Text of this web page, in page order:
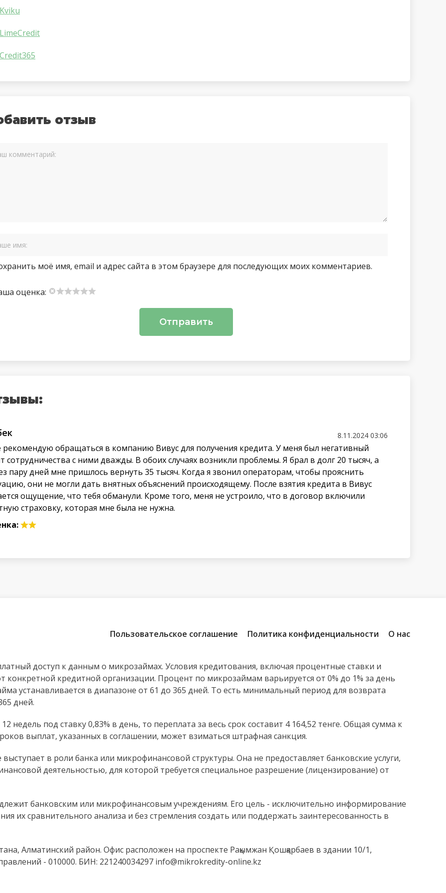
Kviku
LimeCredit
Credit365
отзыв
моё имя, email и адрес сайта в этом браузере для последующих моих комментариев.
оценка:
8.11.2024 03:06
рекомендую обращаться в компанию Вивус для получения кредита. У меня был негативный
сотрудничества с ними дважды. В обоих случаях возникли проблемы. Я брал в долг 20 тысяч, а
пару дней мне пришлось вернуть 35 тысяч. Когда я звонил операторам, чтобы прояснить
они не могли дать внятных объяснений происходящему. После взятия кредита в Вивус
ощущение, что тебя обманули. Кроме того, меня не устроило, что в договор включили
страховку, которая мне была не нужна.
Пользовательское соглашение Политика конфиденциальности О нас
доступ к данным о микрозаймах. Условия кредитования, включая процентные ставки и
конкретной кредитной организации. Процент по микрозаймам варьируется от 0% до 1% за день
устанавливается в диапазоне от 61 до 365 дней. То есть минимальный период для возврата
дней.
недель под ставку 0,83% в день, то переплата за весь срок составит 4 164,52 тенге. Общая сумма к
выплат, указанных в соглашении, может взиматься штрафная санкция.
в роли банка или микрофинансовой структуры. Она не предоставляет банковские услуги,
деятельностью, для которой требуется специальное разрешение (лицензирование) от
банковским или микрофинансовым учреждениям. Его цель - исключительно информирование
их сравнительного анализа и без стремления создать или поддержать заинтересованность в
Алматинский район. Офис расположен на проспекте Рақымжан Қошқарбаев в здании 10/1,
- 010000. БИН: 221240034297 info@mikrokredity-online.kz